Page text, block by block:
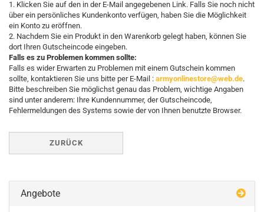
1. Klicken Sie auf den in der E-Mail angegebenen Link. Falls Sie noch nicht
über ein persönliches Kundenkonto verfügen, haben Sie die Möglichkeit
ein Konto zu eröffnen.
2. Nachdem Sie ein Produkt in den Warenkorb gelegt haben, können Sie
dort Ihren Gutscheincode eingeben.
Falls es zu Problemen kommen sollte:
Falls es wider Erwarten zu Problemen mit einem Gutschein kommen
sollte, kontaktieren Sie uns bitte per E-Mail : armyonlinestore@web.de.
Bitte beschreiben Sie möglichst genau das Problem, wichtige Angaben
sind unter anderem: Ihre Kundennummer, der Gutscheincode,
Fehlermeldungen des Systems sowie der von Ihnen benutzte Browser.
ZURÜCK
Angebote